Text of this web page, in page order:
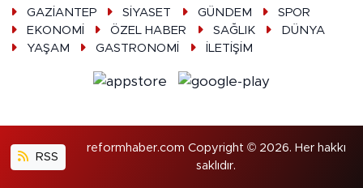
GAZİANTEP SİYASET GÜNDEM
SPOR
EKONOMİ
ÖZEL HABER SAĞLIK
DÜNYA
YAŞAM
GASTRONOMİ İLETİŞİM
RSS
reformhaber.com Copyright © 2026. Her hakkı
saklıdır.